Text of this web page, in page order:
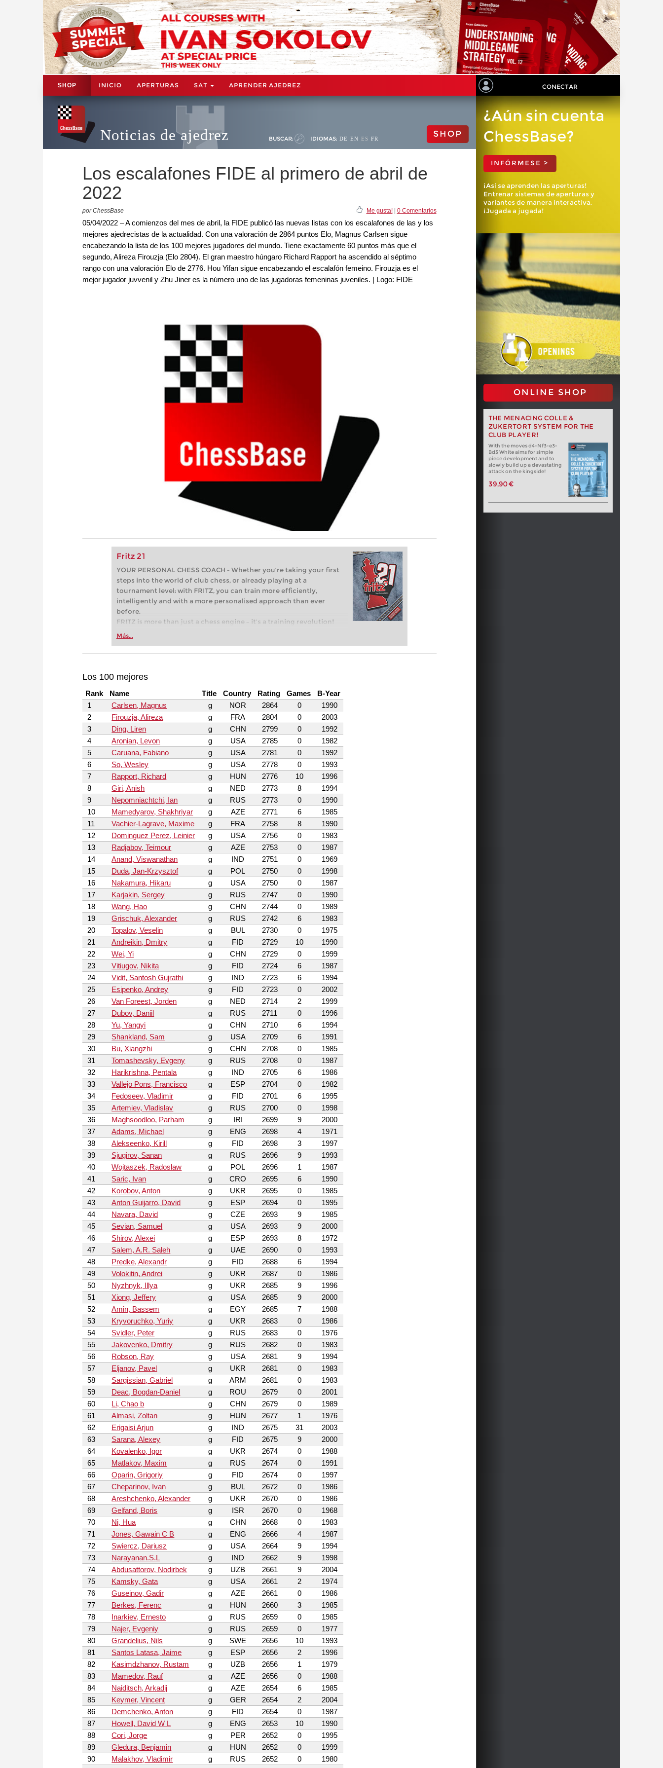
SHOP INICIO APERTURAS SAT APRENDER AJEDREZ CONECTAR
Noticias de ajedrez BUSCAR: IDIOMAS: DE EN ES FR SHOP
Los escalafones FIDE al primero de abril de
2022
por ChessBase Me gusta!| 0 Comentarios
05/04/2022 – A comienzos del mes de abril, la FIDE publicó las nuevas listas con los escalafones de las y los
mejores ajedrecistas de la actualidad. Con una valoración de 2864 puntos Elo, Magnus Carlsen sigue
encabezando la lista de los 100 mejores jugadores del mundo. Tiene exactamente 60 puntos más que el
segundo, Alireza Firouzja (Elo 2804). El gran maestro húngaro Richard Rapport ha ascendido al séptimo
rango con una valoración Elo de 2776. Hou Yifan sigue encabezando el escalafón femeino. Firouzja es el
mejor jugador juvvenil y Zhu Jiner es la número uno de las jugadoras femeninas juveniles. | Logo: FIDE
Fritz 21
YOUR PERSONAL CHESS COACH - Whether you’re taking your first
steps into the world of club chess, or already playing at a
tournament level: with FRITZ, you can train more efficiently,
intelligently and with a more personalised approach than ever
before.
FRITZ is more than just a chess engine – it’s a training revolution!
Whether you’re taking your first steps into the world of club chess,
more efficiently, intelligently and with a more personalised
Más...
¿Aún sin cuenta
ChessBase?
INFÓRMESE >
¡Así se aprenden las aperturas!
Entrenar sistemas de aperturas y
variantes de manera interactiva.
¡Jugada a jugada!
ONLINE SHOP
THE MENACING COLLE &
ZUKERTORT SYSTEM FOR THE
CLUB PLAYER!
With the moves d4-Nf3-e3-
Bd3 White aims for simple
piece development and to
slowly build up a devastating
attack on the kingside!
39,90 €
Los 100 mejores
Rank Name Title Country Rating Games
B-Year
1
Carlsen, Magnus g NOR 2864 0
1990
2
Firouzja, Alireza g FRA 2804 0
2003
3
Ding, Liren g CHN 2799 0
1992
4
Aronian, Levon g USA 2785 0
1982
5
Caruana, Fabiano g USA 2781 0
1992
6
So, Wesley g USA 2778 0
1993
7
Rapport, Richard g HUN 2776 10
1996
8
Giri, Anish g NED 2773 8
1994
9
Nepomniachtchi, Ian g RUS 2773 0
1990
10
Mamedyarov, Shakhriyar g AZE 2771 6
1985
11
Vachier-Lagrave, Maxime g FRA 2758 8
1990
12
Dominguez Perez, Leinier g USA 2756 0
1983
13
Radjabov, Teimour g AZE 2753 0
1987
14
Anand, Viswanathan g IND 2751 0
1969
15
Duda, Jan-Krzysztof g POL 2750 0
1998
16
Nakamura, Hikaru g USA 2750 0
1987
17
Karjakin, Sergey g RUS 2747 0
1990
18
Wang, Hao g CHN 2744 0
1989
19
Grischuk, Alexander g RUS 2742 6
1983
20
Topalov, Veselin g BUL 2730 0
1975
21
Andreikin, Dmitry g FID 2729 10
1990
22
Wei, Yi g CHN 2729 0
1999
23
Vitiugov, Nikita g FID 2724 6
1987
24
Vidit, Santosh Gujrathi g IND 2723 6
1994
25
Esipenko, Andrey g FID 2723 0
2002
26
Van Foreest, Jorden g NED 2714 2
1999
27
Dubov, Daniil g RUS 2711 0
1996
28
Yu, Yangyi g CHN 2710 6
1994
29
Shankland, Sam g USA 2709 6
1991
30
Bu, Xiangzhi g CHN 2708 0
1985
31
Tomashevsky, Evgeny g RUS 2708 0
1987
32
Harikrishna, Pentala g IND 2705 6
1986
33
Vallejo Pons, Francisco g ESP 2704 0
1982
34
Fedoseev, Vladimir g FID 2701 6
1995
35
Artemiev, Vladislav g RUS 2700 0
1998
36
Maghsoodloo, Parham g IRI 2699 9
2000
37
Adams, Michael g ENG 2698 4
1971
38
Alekseenko, Kirill g FID 2698 3
1997
39
Sjugirov, Sanan g RUS 2696 9
1993
40
Wojtaszek, Radoslaw g POL 2696 1
1987
41
Saric, Ivan g CRO 2695 6
1990
42
Korobov, Anton g UKR 2695 0
1985
43
Anton Guijarro, David g ESP 2694 0
1995
44
Navara, David g CZE 2693 9
1985
45
Sevian, Samuel g USA 2693 9
2000
46
Shirov, Alexei g ESP 2693 8
1972
47
Salem, A.R. Saleh g UAE 2690 0
1993
48
Predke, Alexandr g FID 2688 6
1994
49
Volokitin, Andrei g UKR 2687 0
1986
50
Nyzhnyk, Illya g UKR 2685 9
1996
51
Xiong, Jeffery g USA 2685 9
2000
52
Amin, Bassem g EGY 2685 7
1988
53
Kryvoruchko, Yuriy g UKR 2683 0
1986
54
Svidler, Peter g RUS 2683 0
1976
55
Jakovenko, Dmitry g RUS 2682 0
1983
56
Robson, Ray g USA 2681 9
1994
57
Eljanov, Pavel g UKR 2681 0
1983
58
Sargissian, Gabriel g ARM 2681 0
1983
59
Deac, Bogdan-Daniel g ROU 2679 0
2001
60
Li, Chao b g CHN 2679 0
1989
61
Almasi, Zoltan g HUN 2677 1
1976
62
Erigaisi Arjun g IND 2675 31
2003
63
Sarana, Alexey g FID 2675 9
2000
64
Kovalenko, Igor g UKR 2674 0
1988
65
Matlakov, Maxim g RUS 2674 0
1991
66
Oparin, Grigoriy g FID 2674 0
1997
67
Cheparinov, Ivan g BUL 2672 0
1986
68
Areshchenko, Alexander g UKR 2670 0
1986
69
Gelfand, Boris g ISR 2670 0
1968
70
Ni, Hua g CHN 2668 0
1983
71
Jones, Gawain C B g ENG 2666 4
1987
72
Swiercz, Dariusz g USA 2664 9
1994
73
Narayanan.S.L g IND 2662 9
1998
74
Abdusattorov, Nodirbek g UZB 2661 9
2004
75
Kamsky, Gata g USA 2661 2
1974
76
Guseinov, Gadir g AZE 2661 0
1986
77
Berkes, Ferenc g HUN 2660 3
1985
78
Inarkiev, Ernesto g RUS 2659 0
1985
79
Najer, Evgeniy g RUS 2659 0
1977
80
Grandelius, Nils g SWE 2656 10
1993
81
Santos Latasa, Jaime g ESP 2656 2
1996
82
Kasimdzhanov, Rustam g UZB 2656 1
1979
83
Mamedov, Rauf g AZE 2656 0
1988
84
Naiditsch, Arkadij g AZE 2654 6
1985
85
Keymer, Vincent g GER 2654 2
2004
86
Demchenko, Anton g FID 2654 0
1987
87
Howell, David W L g ENG 2653 10
1990
88
Cori, Jorge g PER 2652 0
1995
89
Gledura, Benjamin g HUN 2652 0
1999
90
Malakhov, Vladimir g RUS 2652 0
1980